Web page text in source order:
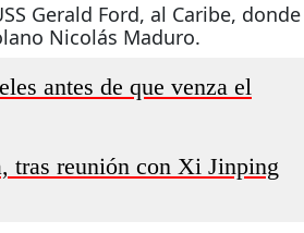
Gerald Ford, al Caribe, donde
Nicolás Maduro.
antes de que venza el
tras reunión con Xi Jinping